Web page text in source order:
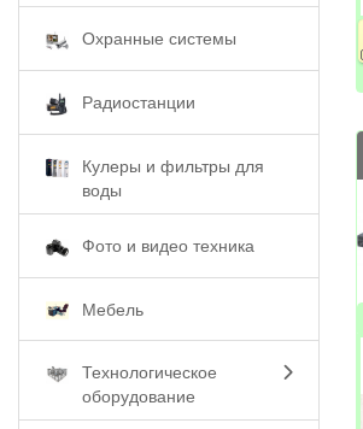
Охранные системы
Радиостанции
Кулеры и фильтры для
воды
Фото и видео техника
Мебель
Технологическое
оборудование